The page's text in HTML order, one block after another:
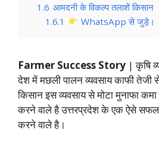
1.6 आमदनी के विकल्प तलाशें किसान
1.6.1
WhatsApp से जुड़े।
Farmer Success Story | कृषि
देश में मछली पालन व्यवसाय काफी
किसान इस व्यवसाय से मोटा मुनाफा
करने वाले है उत्तरप्रदेश के एक ऐसे सफल
करने वाले है।